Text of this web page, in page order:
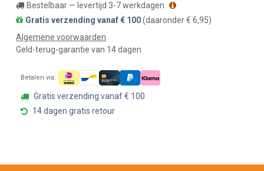
Bestelbaar — levertijd 3-7 werkdagen
Gratis verzending vanaf € 100(daaronder € 6,95)
Algemene voorwaarden
Geld-terug-garantie van 14 dagen
Betalen via:
Gratis verzending vanaf € 100
14 dagen gratis retour